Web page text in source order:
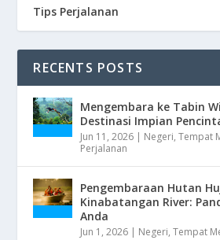
Tips Perjalanan
RECENTS POSTS
Mengembara ke Tabin
Destinasi Impian
Jun 11, 2026 Negeri,Tempat
Perjalanan
Pengembaraan Hutan
Kinabatangan River:
Anda
Jun 1, 2026 Negeri,Tempat